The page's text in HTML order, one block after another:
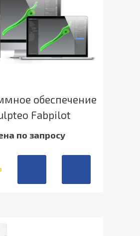
обеспечение
Fabpilot
по запросу